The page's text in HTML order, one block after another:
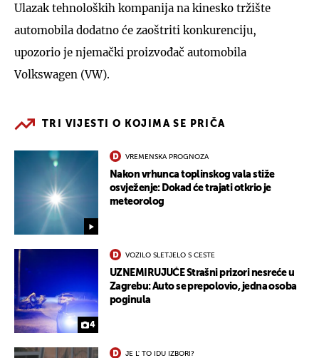
Ulazak tehnoloških kompanija na kinesko tržište
automobila dodatno će zaoštriti konkurenciju,
upozorio je njemački proizvođač automobila
Volkswagen (VW).
TRI VIJESTI O KOJIMA SE PRIČA
VREMENSKA PROGNOZA
Nakon vrhunca toplinskog vala stiže
osvježenje: Dokad će trajati otkrio je
meteorolog
4
VOZILO SLETJELO S CESTE
UZNEMIRUJUĆE Strašni prizori nesreće u
Zagrebu: Auto se prepolovio, jedna osoba
poginula
JE L' TO IDU IZBORI?